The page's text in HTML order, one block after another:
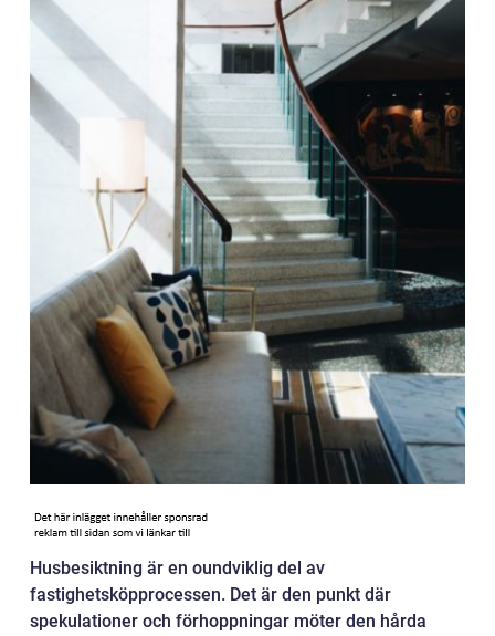
Husbesiktning är en oundviklig del av
fastighetsköpprocessen. Det är den punkt där
spekulationer och förhoppningar möter den hårda